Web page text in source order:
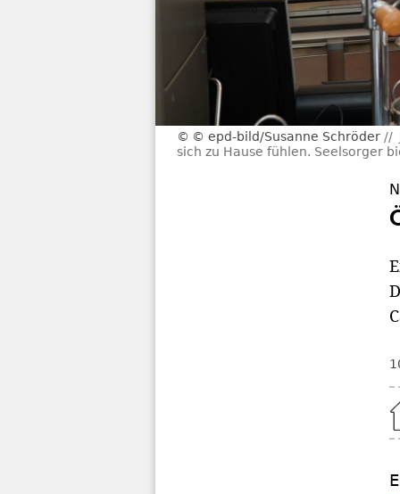
© epd-bild/Susanne Schröder
sich zu Hause fühlen. Seelsorger